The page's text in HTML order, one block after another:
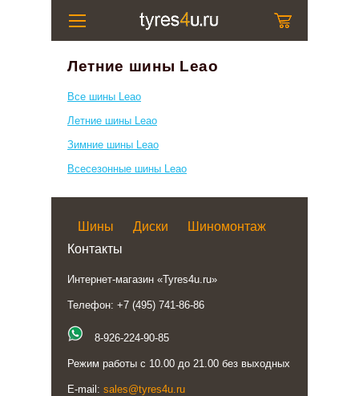
Летние шины Leao
Все шины Leao
Летние шины Leao
Зимние шины Leao
Всесезонные шины Leao
Шины Диски
Шиномонтаж
Контакты
Интернет-магазин «Tyres4u.ru»
Телефон: +7 (495) 741-86-86
8-926-224-90-85
Режим работы с 10.00 до 21.00 без выходных
E-mail: sales@tyres4u.ru